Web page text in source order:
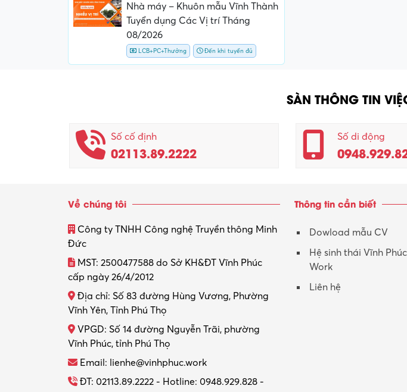
Nhà máy – Khuôn mẫu Vĩnh Thành
Tuyển dụng Các Vị trí Tháng
08/2026
LCB+PC+Thưởng Đến khi tuyển đủ
SÀN THÔNG TIN
Số cố định
02113.89.2222
Số di động
Về chúng tôi
Công ty TNHH Công nghệ Truyền thông Minh
Đức
MST: 2500477588 do Sở KH&ĐT Vĩnh Phúc
cấp ngày 26/4/2012
Địa chỉ: Số 83 đường Hùng Vương, Phường
Vĩnh Yên, Tỉnh Phú Thọ
VPGD: Số 14 đường Nguyễn Trãi, phường
Vĩnh Phúc, tỉnh Phú Thọ
Email: lienhe@vinhphuc.work
ĐT: 02113.89.2222 - Hotline: 0948.929.828 -
Thông tin cần biết
Dowload mẫu CV
Hệ sinh thái Vĩnh Phúc
Work
Liên hệ